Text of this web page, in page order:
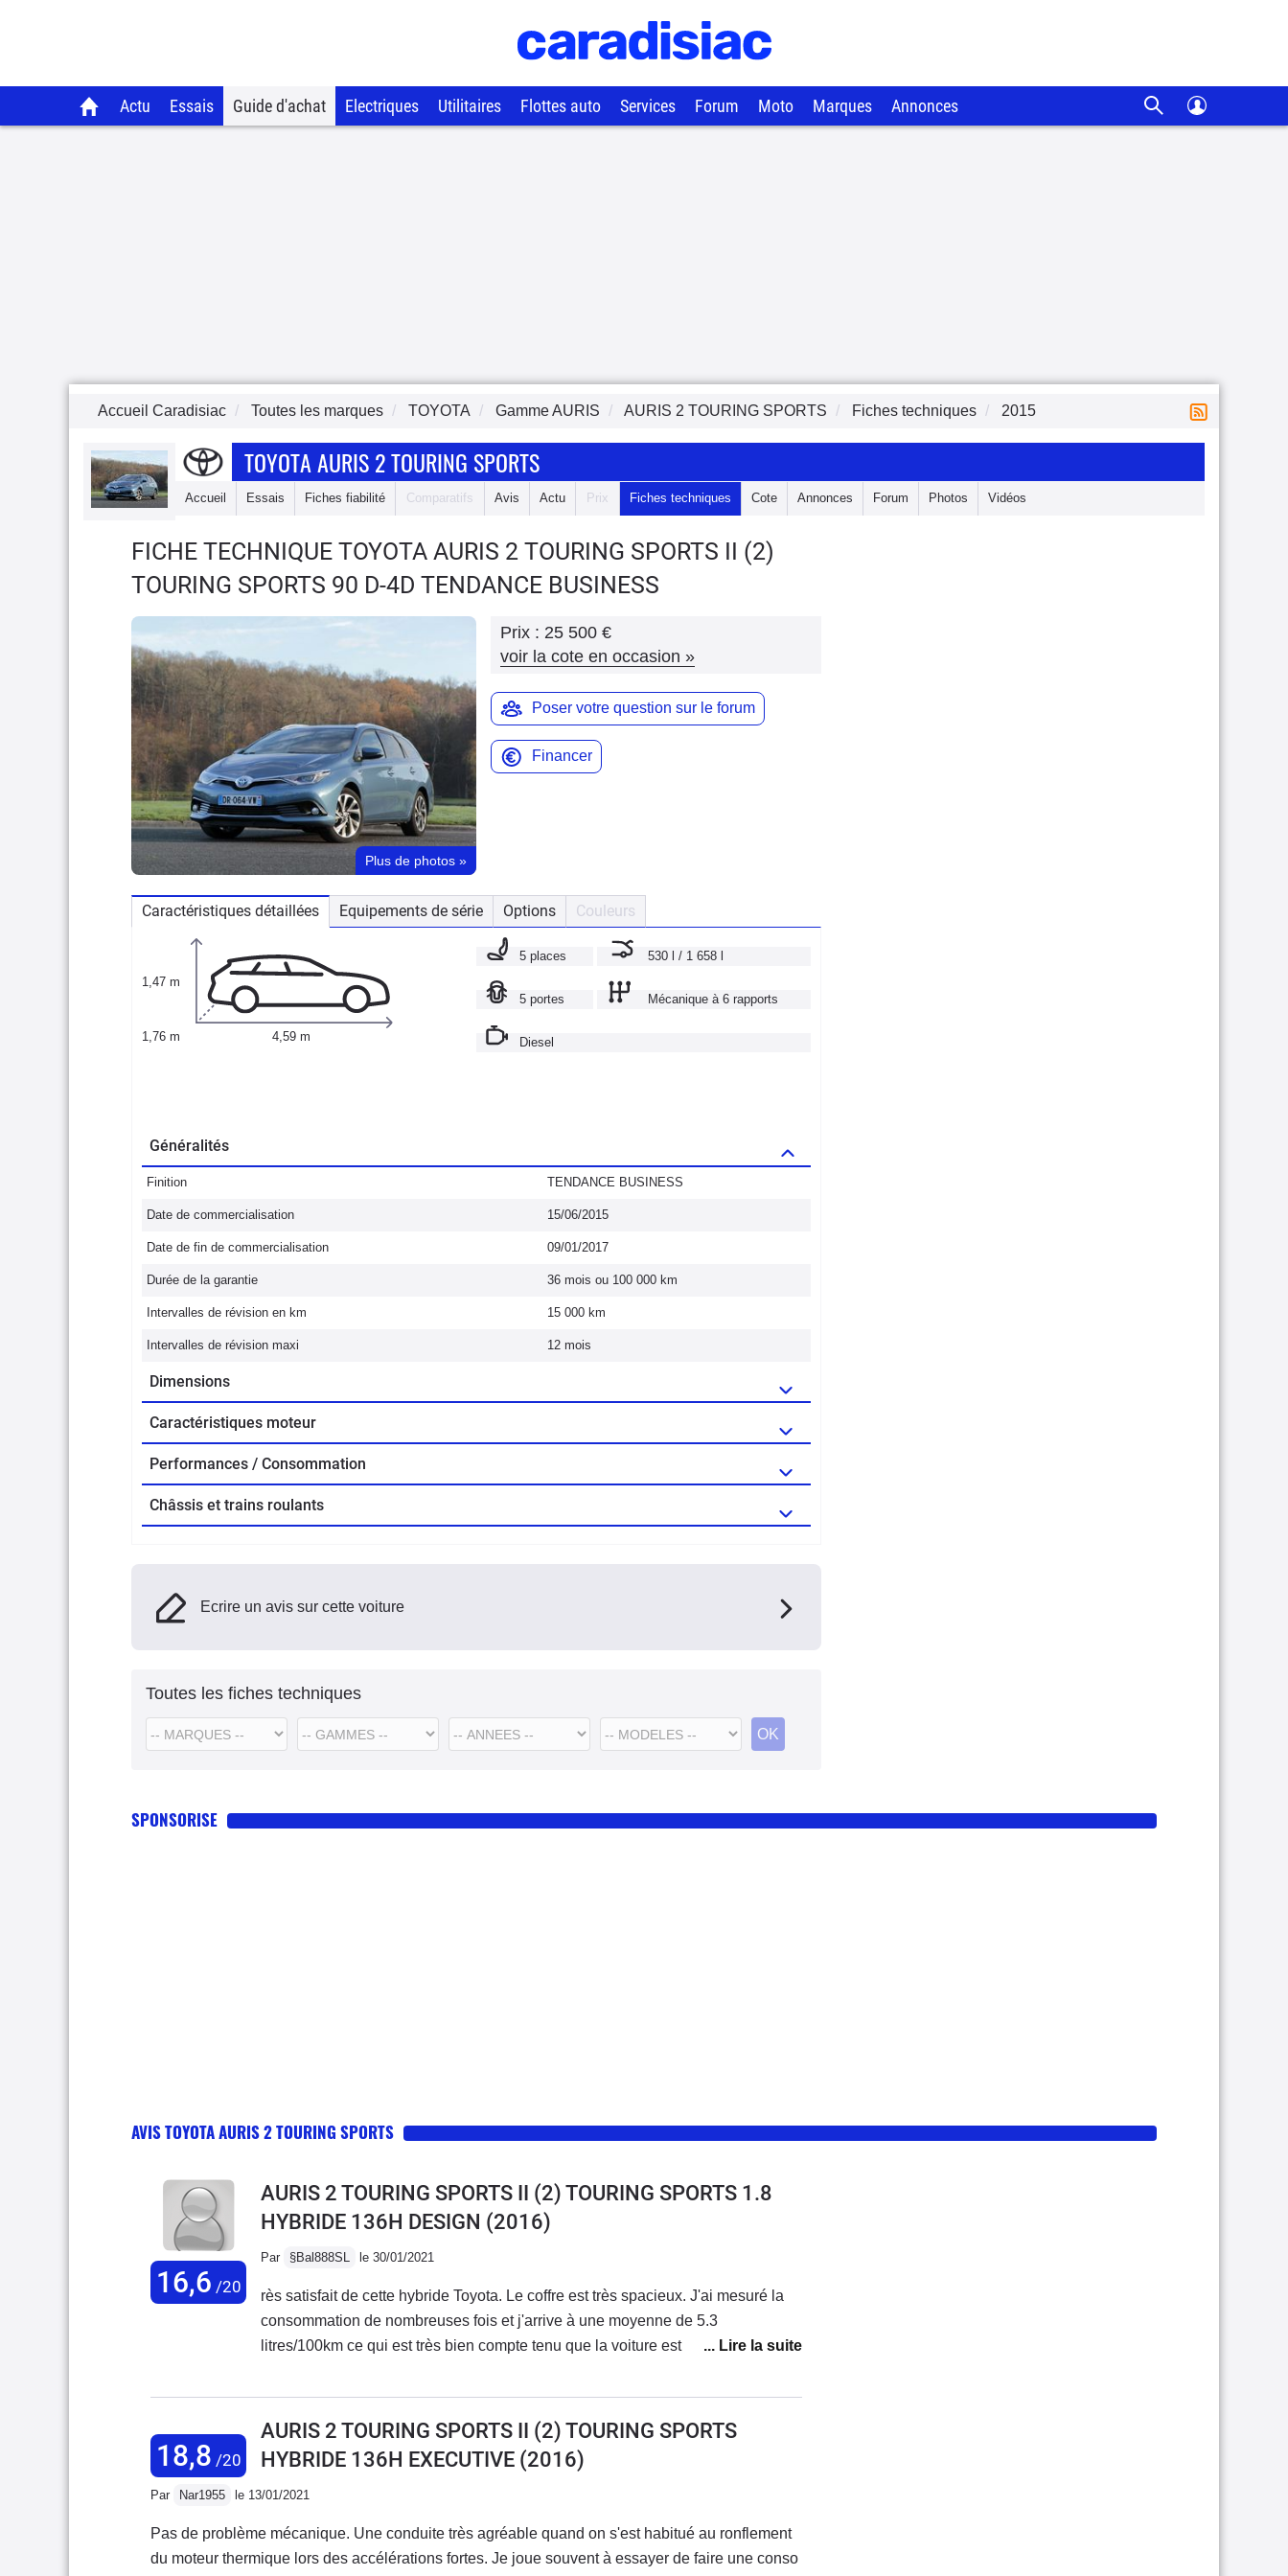
Actu Essais Guide d'achat Electriques Utilitaires Flottes auto Services Forum Moto Marques Annonces
Accueil Caradisiac Toutes les marques TOYOTA GammeAURIS AURIS 2 TOURING SPORTS Fiches techniques 2015
TOYOTA AURIS 2 TOURING SPORTS
Accueil Essais Fiches fiabilité Comparatifs Avis Actu Prix Fiches techniques Cote Annonces Forum Photos Vidéos
FICHE TECHNIQUE TOYOTA AURIS 2 TOURING SPORTS II (2)
TOURING SPORTS 90 D-4D TENDANCE BUSINESS
Plus de photos »
Prix : 25 500 €
voir la cote en occasion »
Poser votre question sur le forum
Financer
Caractéristiques détaillées Equipements de série Options Couleurs
1,47 m
1,76 m 4,59 m
5 places 530 l / 1 658 l
5 portes Mécanique à 6 rapports
Diesel
Généralités
Finition TENDANCE BUSINESS
Date de commercialisation 15/06/2015
Date de fin de commercialisation 09/01/2017
Durée de la garantie 36 mois ou 100 000 km
Intervalles de révision en km 15 000 km
Intervalles de révision maxi 12 mois
Dimensions
Caractéristiques moteur
Performances / Consommation
Châssis et trains roulants
Ecrire un avis sur cette voiture
Toutes les fiches techniques
SPONSORISE
AVIS TOYOTA AURIS 2 TOURING SPORTS
16,6 /20
AURIS 2 TOURING SPORTS II (2) TOURING SPORTS 1.8
HYBRIDE 136H DESIGN (2016)
Par §Bal888SL le 30/01/2021
rès satisfait de cette hybride Toyota. Le coffre est très spacieux. J'ai mesuré la
consommation de nombreuses fois et j'arrive à une moyenne de 5.3
litres/100km ce qui est très bien compte tenu que la voiture est souvent chargée
je n'ai eu AUCUN soucis. Je n'ai rien dépensé en dehors des frais d'entretien
Toyota classique + plaquette et disques à 70 000km ce qui est normal. Sinon la
voiture a quelques petits défauts :Le moteur mouline dans les montées, surtout
sur autoroute. La voiture sonne et bip de facons agaçante sans que l'on
connaisse parfois la raison. Bip de recul très gênant. Gps constructeur pas au
s'adapte à ces Barres, en dehors du coffre de toit Toyota qui est cher.Pour
conclure nous sommes très satisfaits et je recommande grandement cette
18,8 /20
AURIS 2 TOURING SPORTS II (2) TOURING SPORTS
HYBRIDE 136H EXECUTIVE (2016)
Par Nar1955 le 13/01/2021
Pas de problème mécanique. Une conduite très agréable quand on s'est habitué au ronflement
du moteur thermique lors des accélérations fortes. Je joue souvent à essayer de faire une conso